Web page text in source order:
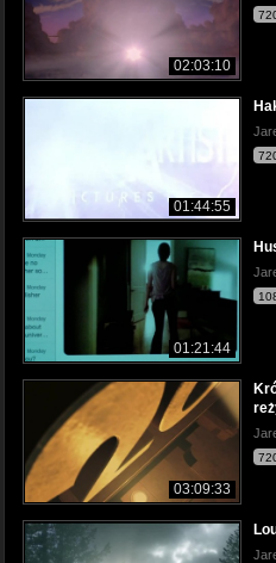
02:03:10
01:44:55
01:21:44
03:09:33